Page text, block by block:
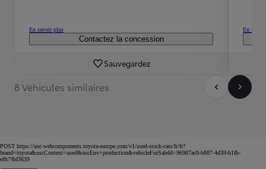
En savoir plus
Contactez la concession
Sauvegardez
En
8 Véhicules similaires
POST https://usc-webcomponents.toyota-europe.com/v1/used-stock-cars/fr/fr?
brand=toyota&uscContext=used&uscEnv=production&vehicleForSaleId=96987ac0-b887-4d39-b1fb-
effc7fbf3639